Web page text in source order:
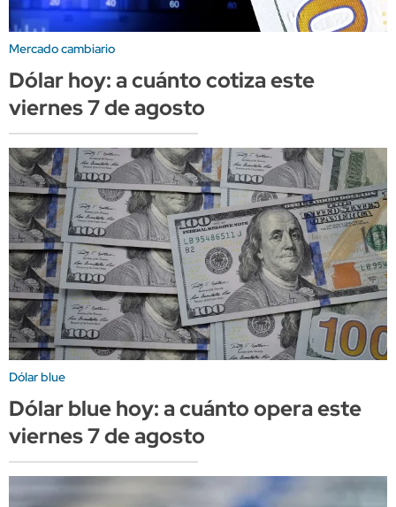
Mercado cambiario
Dólar hoy: a cuánto cotiza este
viernes 7 de agosto
Dólar blue
Dólar blue hoy: a cuánto opera este
viernes 7 de agosto